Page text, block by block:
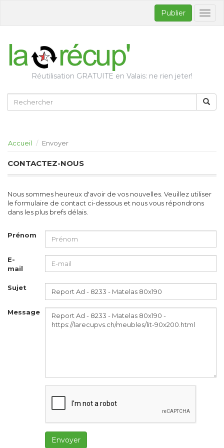
Publier
Réutilisation GRATUITE en Valais: ne rien jeter!
Accueil Envoyer
CONTACTEZ-NOUS
Nous sommes heureux d'avoir de vos nouvelles. Veuillez utiliser
le formulaire de contact ci-dessous et nous vous répondrons
dans les plus brefs délais.
Prénom
E-
mail
Sujet
Message
Envoyer